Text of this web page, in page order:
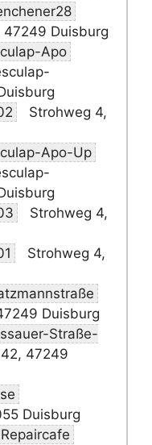
47249 Duisburg
Apo
Strohweg 4,
Apo-Up
Strohweg 4,
Strohweg 4,
Duisburg
Straße-
47249
Duisburg